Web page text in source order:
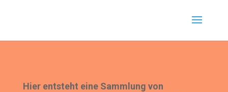
Hier entsteht eine Sammlung von